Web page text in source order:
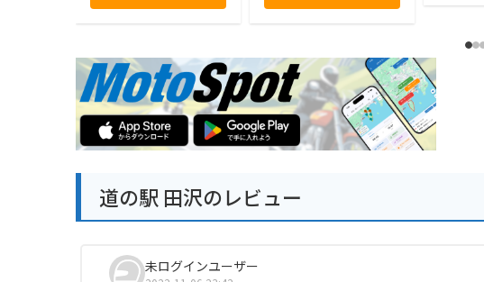
道の駅 田沢のレビュー
未ログインユーザー